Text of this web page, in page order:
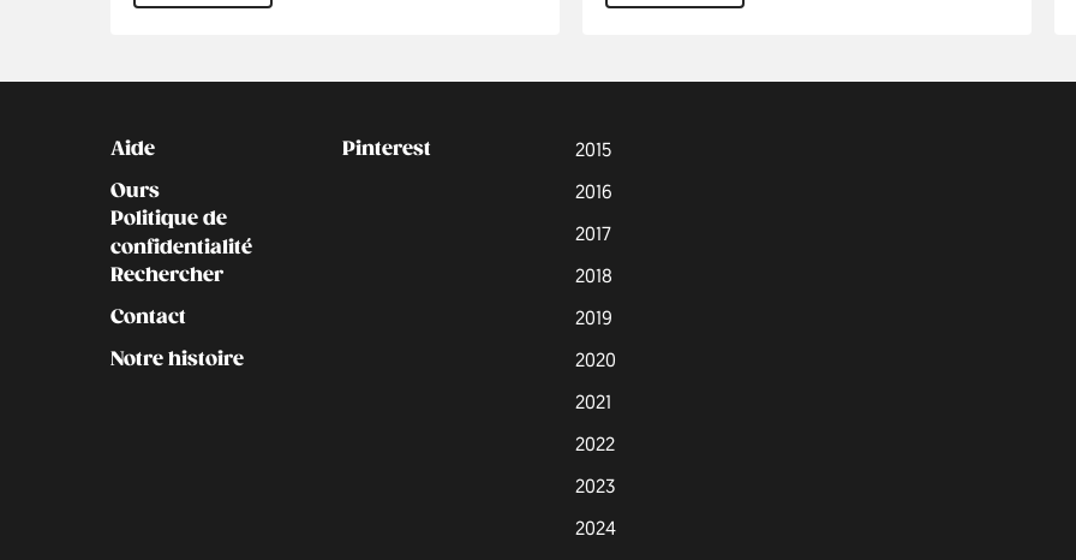
Kontakt
Aide
Ours
Politique de
confidentialité
Rechercher
Contact
Notre histoire
Social
Pinterest
2015
2016
2017
2018
2019
2020
2021
2022
2023
2024